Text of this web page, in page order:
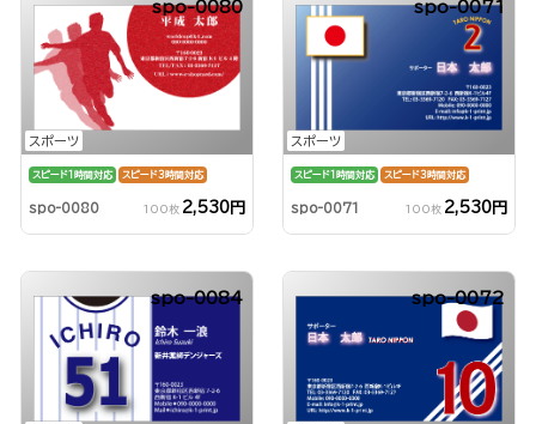
スポーツ
spo-0080
スピード1時間対応 スピード3時間対応
spo-0080 100枚 2,530円
スポーツ
spo-0071
スピード1時間対応 スピード3時間対応
spo-0071 100枚 2,530円
spo-0084 spo-0072